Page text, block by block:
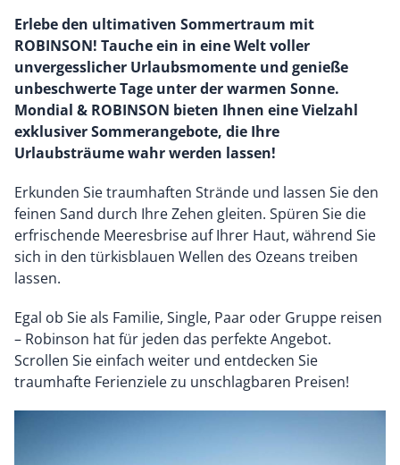
Erlebe den ultimativen Sommertraum mit
ROBINSON! Tauche ein in eine Welt voller
unvergesslicher Urlaubsmomente und genieße
unbeschwerte Tage unter der warmen Sonne.
Mondial & ROBINSON bieten Ihnen eine Vielzahl
exklusiver Sommerangebote, die Ihre
Urlaubsträume wahr werden lassen!
Erkunden Sie traumhaften Strände und lassen Sie den
feinen Sand durch Ihre Zehen gleiten. Spüren Sie die
erfrischende Meeresbrise auf Ihrer Haut, während Sie
sich in den türkisblauen Wellen des Ozeans treiben
lassen.
Egal ob Sie als Familie, Single, Paar oder Gruppe reisen
– Robinson hat für jeden das perfekte Angebot.
Scrollen Sie einfach weiter und entdecken Sie
traumhafte Ferienziele zu unschlagbaren Preisen!